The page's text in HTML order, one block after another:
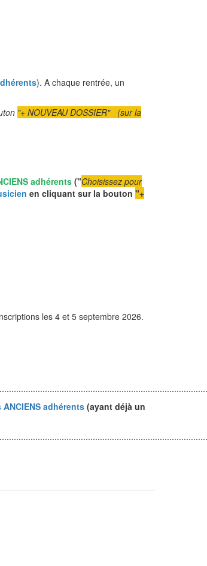
). A chaque rentrée, un
"+ NOUVEAU DOSSIER" (sur la
adhérents("Choisissez pour
en cliquant sur la bouton "+
les 4 et 5 septembre 2026.
adhérents(ayant déjà un